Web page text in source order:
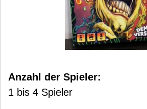
Anzahl der Spieler:
1 bis 4 Spieler